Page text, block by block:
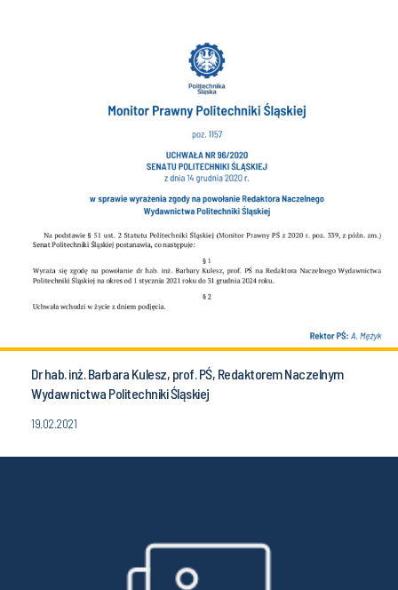
Dr hab. inż. Barbara Kulesz, prof. PŚ, Redaktorem Naczelnym
Wydawnictwa Politechniki Śląskiej
19.02.2021